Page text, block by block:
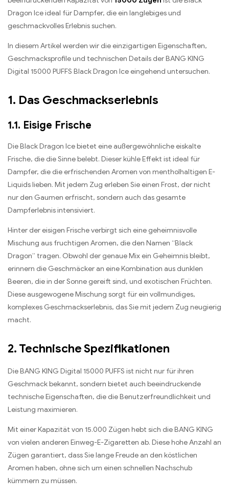
Dragon Ice ideal für Dampfer, die ein langlebiges und
geschmackvolles Erlebnis suchen.
In diesem Artikel werden wir die einzigartigen Eigenschaften,
Geschmacksprofile und technischen Details der BANG KING
Digital 15000 PUFFS Black Dragon Ice eingehend untersuchen.
1. Das Geschmackserlebnis
1.1. Eisige Frische
Die Black Dragon Ice bietet eine außergewöhnliche eiskalte
Frische, die die Sinne belebt. Dieser kühle Effekt ist ideal für
Dampfer, die die erfrischenden Aromen von mentholhaltigen E-
Liquids lieben. Mit jedem Zug erleben Sie einen Frost, der nicht
nur den Gaumen erfrischt, sondern auch das gesamte
Dampferlebnis intensiviert.
Hinter der eisigen Frische verbirgt sich eine geheimnisvolle
Mischung aus fruchtigen Aromen, die den Namen “Black
Dragon” tragen. Obwohl der genaue Mix ein Geheimnis bleibt,
erinnern die Geschmäcker an eine Kombination aus dunklen
Beeren, die in der Sonne gereift sind, und exotischen Früchten.
Diese ausgewogene Mischung sorgt für ein vollmundiges,
komplexes Geschmackserlebnis, das Sie mit jedem Zug neugierig
macht.
2. Technische Spezifikationen
Die BANG KING Digital 15000 PUFFS ist nicht nur für ihren
Geschmack bekannt, sondern bietet auch beeindruckende
technische Eigenschaften, die die Benutzerfreundlichkeit und
Leistung maximieren.
Mit einer Kapazität von 15.000 Zügen hebt sich die BANG KING
von vielen anderen Einweg-E-Zigaretten ab. Diese hohe Anzahl an
Zügen garantiert, dass Sie lange Freude an den köstlichen
Aromen haben, ohne sich um einen schnellen Nachschub
kümmern zu müssen.